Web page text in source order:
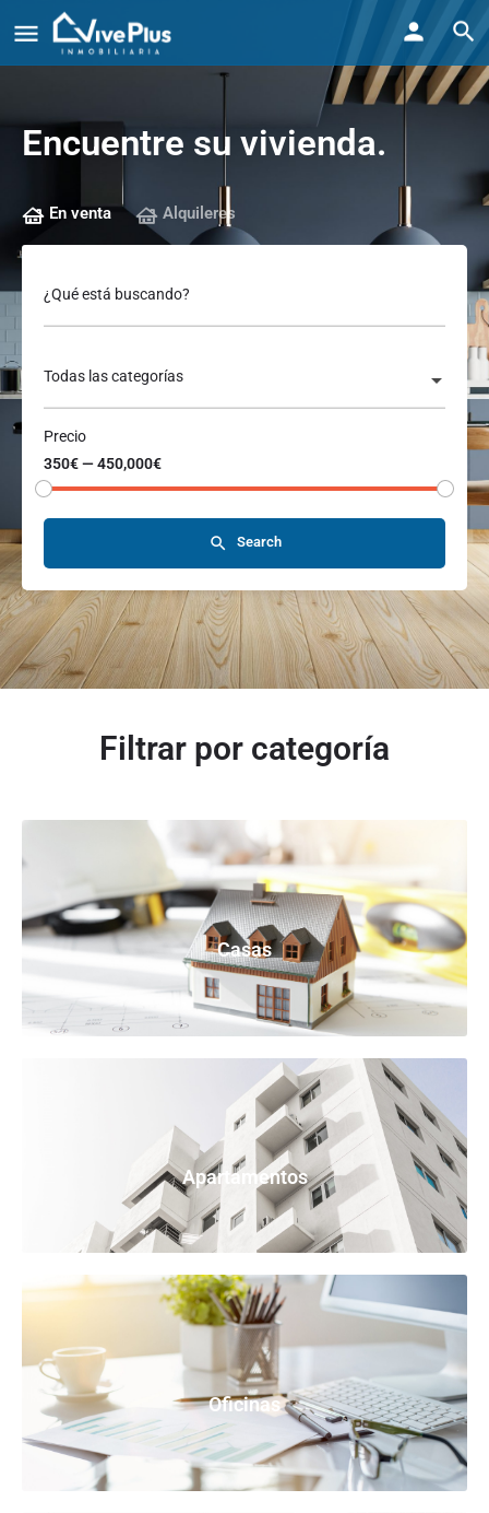
Encuentre su vivienda.
En venta Alquileres
¿Qué está buscando?
Todas las categorías
Precio
350€ — 450,000€
Search
Filtrar por categoría
Casas
Apartamentos
Oficinas